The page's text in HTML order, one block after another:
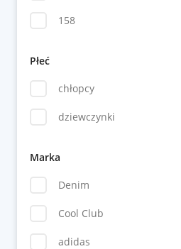
158
Płeć
chłopcy
dziewczynki
Marka
Denim
Cool Club
adidas